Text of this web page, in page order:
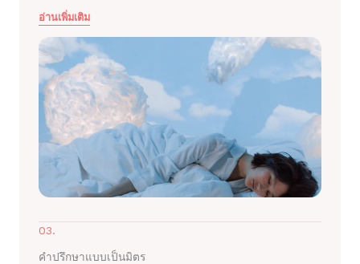
อ่านเพิ่มเติม
03.
คำปรึกษาแบบเป็นมิตร